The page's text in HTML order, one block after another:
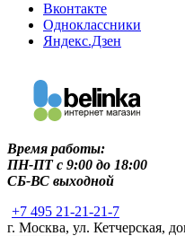
Вконтакте
Одноклассники
Яндекс.Дзен
Время работы:
ПН-ПТ c 9:00 до 18:00
СБ-ВС выходной
+7 495 21-21-21-7
г. Москва, ул. Кетчерская,